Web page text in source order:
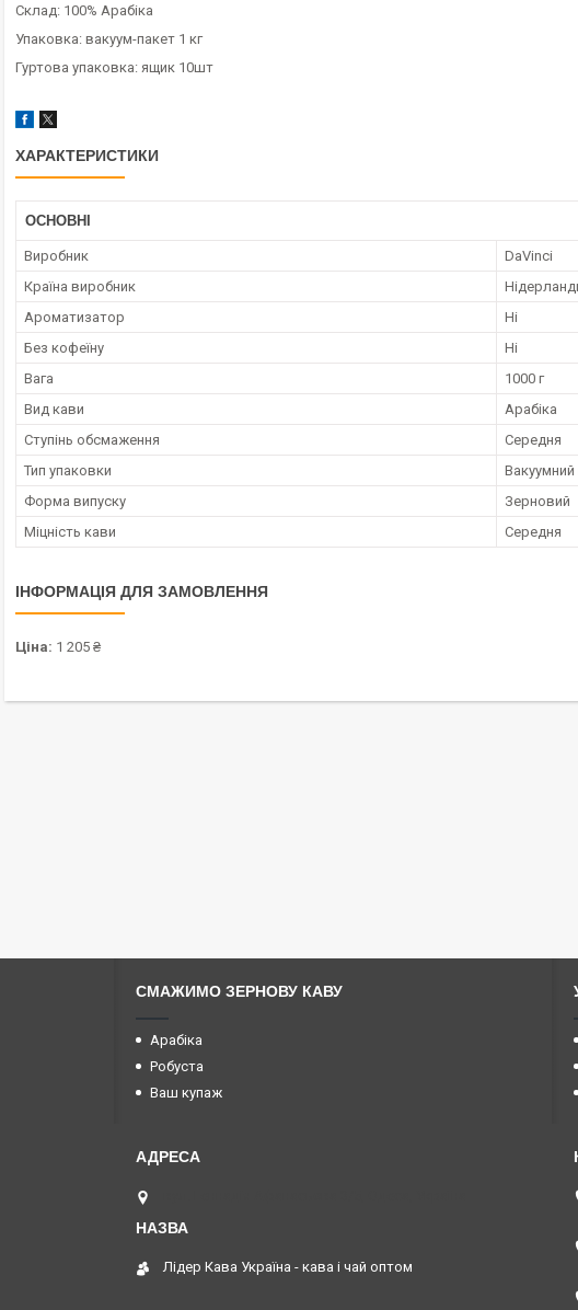
Склад: 100% Арабіка
Упаковка: вакуум-пакет 1 кг
Гуртова упаковка: ящик 10шт
ХАРАКТЕРИСТИКИ
ОСНОВНІ
Виробник
DaVinci
Країна виробник
Ароматизатор
Ні
Без кофеїну
Ні
Вага
1000 г
Вид кави
Арабіка
Ступінь обсмаження
Середня
Тип упаковки
Вакуумний
Форма випуску
Зерновий
Міцність кави
Середня
ІНФОРМАЦІЯ ДЛЯ ЗАМОВЛЕННЯ
Ціна: 1 205 ₴
СМАЖИМО ЗЕРНОВУ КАВУ
Арабіка
Робуста
Ваш купаж
Лідер Кава Україна - кава і чай оптом